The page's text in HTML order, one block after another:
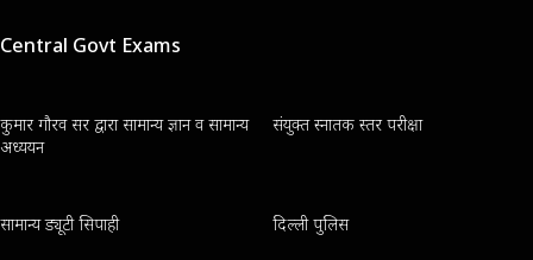
Central Govt Exams
कुमार गौरव सर द्वारा सामान्य ज्ञान व सामान्य
अध्ययन
संयुक्त स्नातक स्तर परीक्षा
सामान्य ड्यूटी सिपाही दिल्ली पुलिस